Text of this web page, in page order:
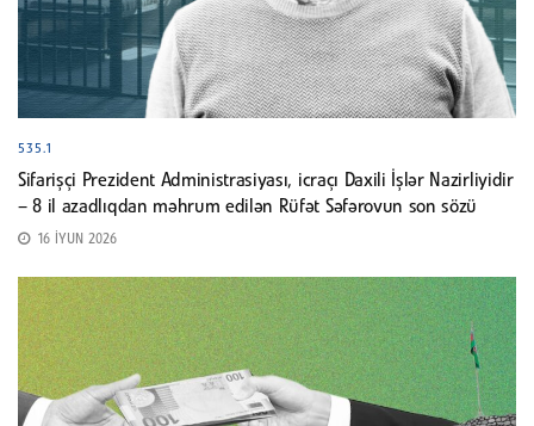
535.1
Sifarişçi Prezident Administrasiyası, icraçı Daxili İşlər Nazirliyidir
– 8 il azadlıqdan məhrum edilən Rüfət Səfərovun son sözü
16 İYUN 2026